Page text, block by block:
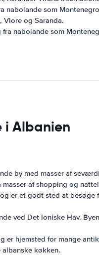
nabolande som
Vlore og Saranda.
nabolande som
i Albanien
by med masser af
af shopping og
er et godt sted at
ved Det Ioniske Hav.
er hjemsted for mange
køkken.